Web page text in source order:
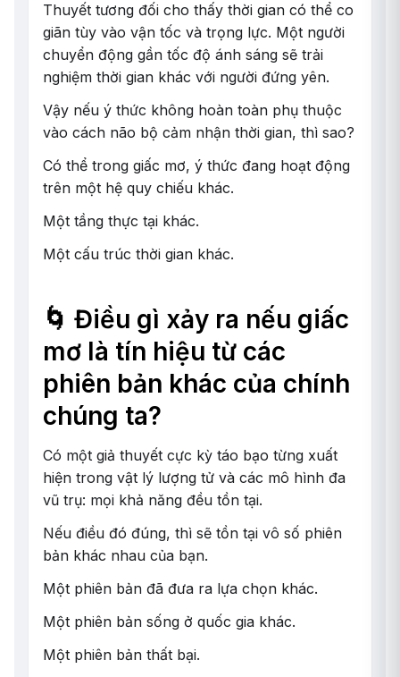
Thuyết tương đối cho thấy thời gian có thể co
giãn tùy vào vận tốc và trọng lực. Một người
chuyển động gần tốc độ ánh sáng sẽ trải
nghiệm thời gian khác với người đứng yên.
Vậy nếu ý thức không hoàn toàn phụ thuộc
vào cách não bộ cảm nhận thời gian, thì sao?
Có thể trong giấc mơ, ý thức đang hoạt động
trên một hệ quy chiếu khác.
Một tầng thực tại khác.
Một cấu trúc thời gian khác.
🌀 Điều gì xảy ra nếu giấc
mơ là tín hiệu từ các
phiên bản khác của chính
chúng ta?
Có một giả thuyết cực kỳ táo bạo từng xuất
hiện trong vật lý lượng tử và các mô hình đa
vũ trụ: mọi khả năng đều tồn tại.
Nếu điều đó đúng, thì sẽ tồn tại vô số phiên
bản khác nhau của bạn.
Một phiên bản đã đưa ra lựa chọn khác.
Một phiên bản sống ở quốc gia khác.
Một phiên bản thất bại.